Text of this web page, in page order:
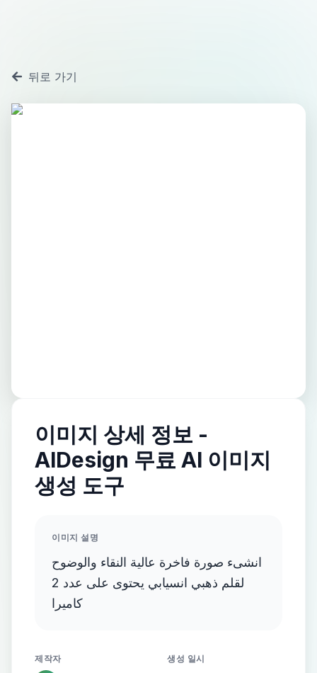
뒤로 가기
이미지 상세 정보 -
AIDesign 무료 AI 이미지
생성 도구
이미지 설명
انشىء صورة فاخرة عالية النقاء والوضوح
لقلم ذهبي انسيابي يحتوى على عدد 2
كاميرا
제작자 생성 일시